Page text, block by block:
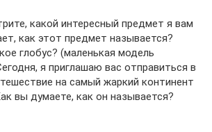
какой интересный предмет я вам
как этот предмет называется?
глобус? (маленькая модель
я приглашаю вас отправиться в
на самый жаркий континент
вы думаете, как он называется?